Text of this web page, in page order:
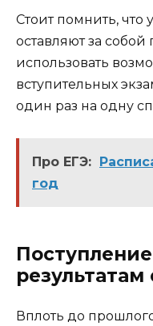
Стоит помнить, что
оставляют за собой
использовать
вступительных
один раз на одну
Про ЕГЭ:
год
результатам
Вплоть до